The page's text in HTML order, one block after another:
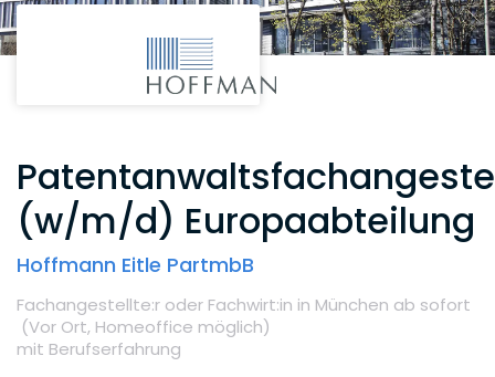
(w/m/d) Europaabteilung
Hoffmann Eitle PartmbB
Fachangestellte:r oder Fachwirt:in in München ab sofort
(Vor Ort, Homeoffice möglich)
mit Berufserfahrung